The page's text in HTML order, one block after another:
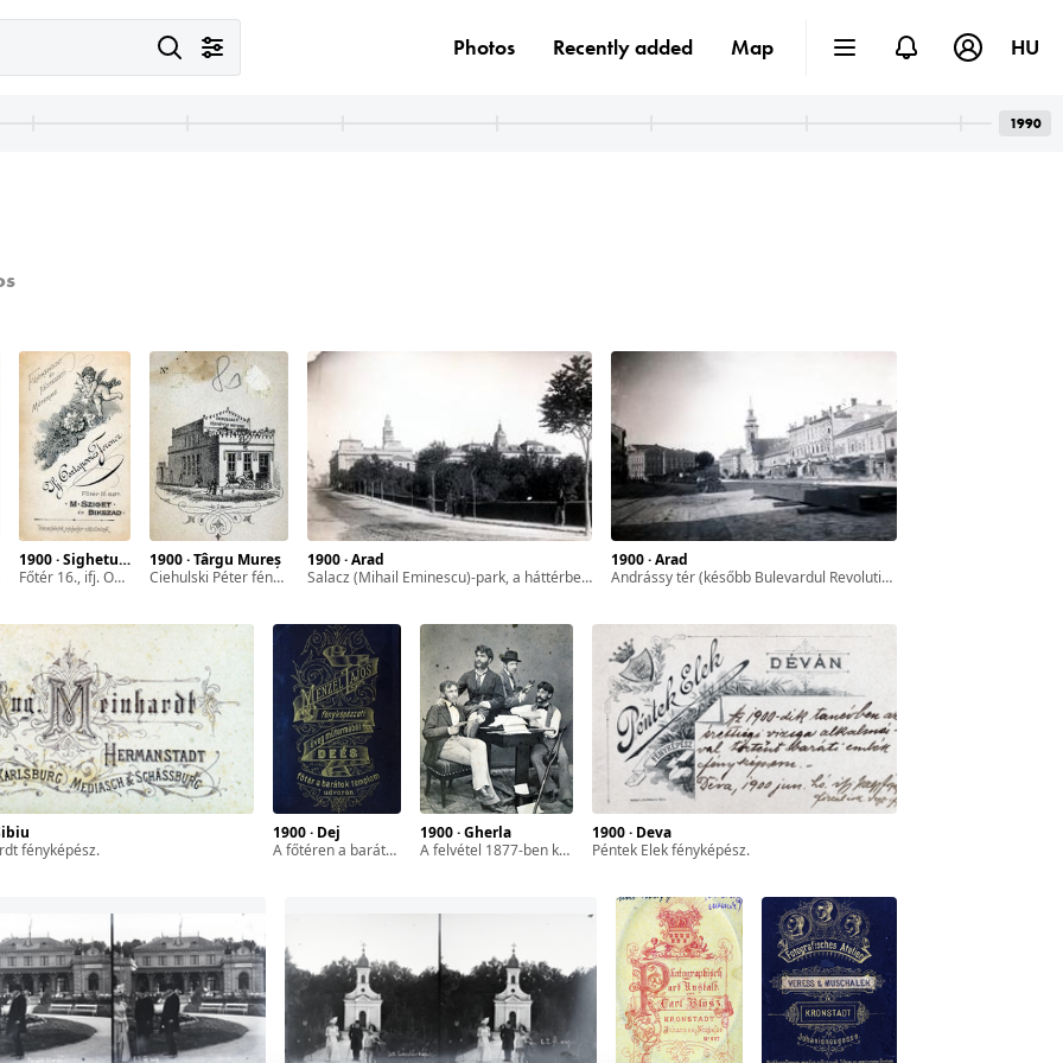
1900 · Sighetu Marmației
Főtér 16., ifj. Osztapovics Ferenc fényképészeti és festészeti műterme.
1900 · Târgu Mureș
Ciehulski Péter fényképészeti műterme.
1900 · Arad
Salacz (Mihail Eminescu)-park, a háttérben balra a Városháza tornya.
1900 · Arad
Andrássy tér (később Bulevardul Revolutiei). balra az Aradi Klasszikus Színház, szemben a minorita templom.
fényképész.
1900 · Dej
a főtéren a barátok templom udvarán, Menzel Lajos fényképészeti üveg műterme.
1900 · Gherla
a felvétel 1877-ben készült.
1900 · Deva
Péntek Elek fényképész.
Photos Recently added Map HU
1990